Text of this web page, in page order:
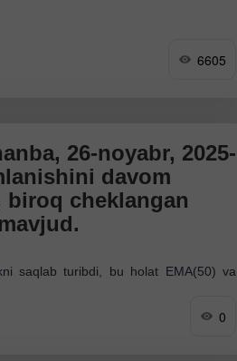
6605
26-noyabr, 2025-
davom
cheklangan
saqlab turibdi, bu holat EMA(50) va
ko'ra, cheklangan korreksiya
0